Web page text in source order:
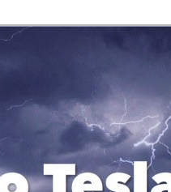
de ciencia